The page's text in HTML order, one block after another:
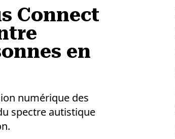
Connect
en
numérique des
spectre autistique